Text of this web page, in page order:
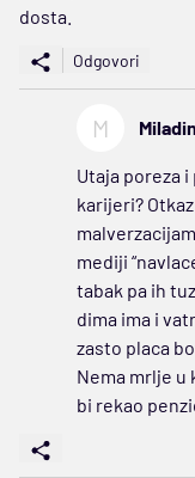
dosta.
Odgovori
M
Utaja poreza
karijeri?
mediji
tabak pa ih
dima ima i
zasto placa
Nema mrlje u
bi rekao